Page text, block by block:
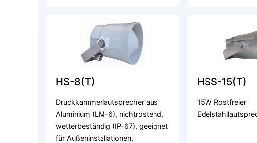
HS-8(T)
Druckkammerlautsprecher aus
Aluminium (LM-6), nichtrostend,
wetterbeständig (IP-67), geeignet
für Außeninstallationen,
HSS-15(T)
15W Rostfreier